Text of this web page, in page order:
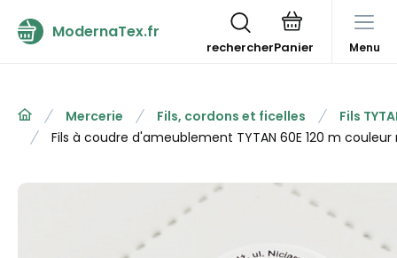
ModernaTex.fr
rechercher Menu
Mercerie Fils, cordons et ficelles
Fils
Fils à coudre d'ameublement TYTAN 60E 120 m couleur